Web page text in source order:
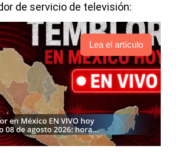
de servicio de televisión:
Lea el artículo